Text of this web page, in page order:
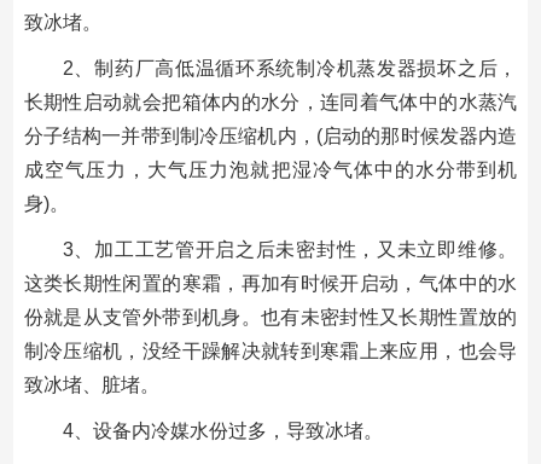
致冰堵。
2、制药厂高低温循环系统制冷机蒸发器损坏之后，
长期性启动就会把箱体内的水分，连同着气体中的水蒸汽
分子结构一并带到制冷压缩机内，(启动的那时候发器内造
成空气压力，大气压力泡就把湿冷气体中的水分带到机
身)。
3、加工工艺管开启之后未密封性，又未立即维修。
这类长期性闲置的寒霜，再加有时候开启动，气体中的水
份就是从支管外带到机身。也有未密封性又长期性置放的
制冷压缩机，没经干躁解决就转到寒霜上来应用，也会导
致冰堵、脏堵。
4、设备内冷媒水份过多，导致冰堵。